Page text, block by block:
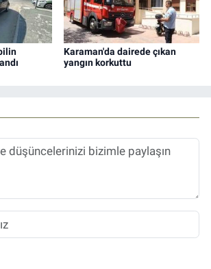
Karaman'da dairede çıkan
yangın korkuttu